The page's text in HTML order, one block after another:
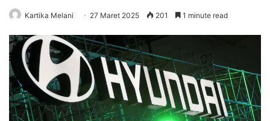
Kartika Melani 27 Maret 2025 201 1 minute read